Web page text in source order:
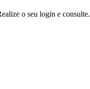
o seu login e consulte.